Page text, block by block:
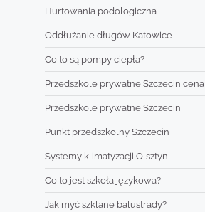
Hurtowania podologiczna
Oddłużanie długów Katowice
Co to są pompy ciepła?
Przedszkole prywatne Szczecin cena
Przedszkole prywatne Szczecin
Punkt przedszkolny Szczecin
Systemy klimatyzacji Olsztyn
Co to jest szkoła językowa?
Jak myć szklane balustrady?